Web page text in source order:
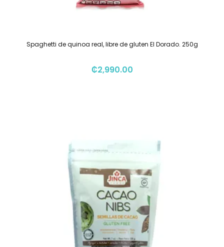
Spaghetti de quinoa real, libre de gluten El Dorado. 250g
₡2,990.00